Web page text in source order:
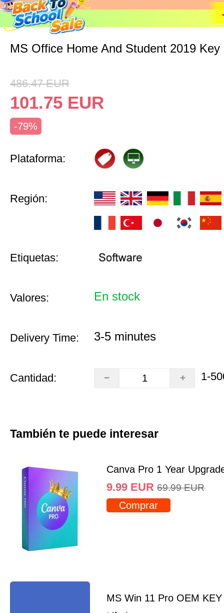
MS Office Home And Student 2019 Key
486.47 EUR
101.75 EUR
-79%
Plataforma:
Región:
Etiquetas:
Valores: En stock
Delivery Time: 3-5 minutes
Cantidad: 1-
También te puede interesar
Canva Pro 1 Year
9.99 EUR 69.99 EUR
Comprar
MS Win 11 Pro OEM